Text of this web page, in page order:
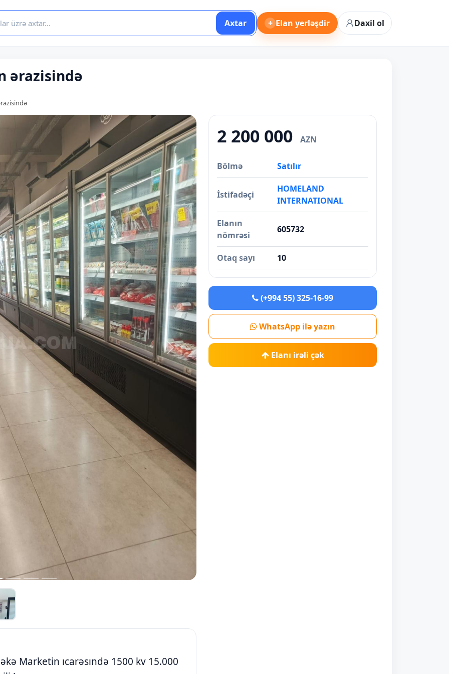
Axtar + Elan yerləşdir Daxil ol
ərazisində
Next
Marketin ıcarəsındə 1500 kv 15.000
2 200 000 AZN
Bölmə Satılır
İstifadəçi
HOMELAND
INTERNATIONAL
Elanın
nömrəsi
605732
Otaq sayı 10
(+994 55) 325-16-99
WhatsApp ilə yazın
Elanı irəli çək